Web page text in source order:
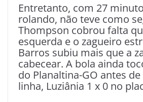
Entretanto, com 27
rolando, não teve como
Thompson cobrou falta
esquerda e o zagueiro
Barros subiu mais que a
cabecear. A bola ainda
do Planaltina-GO antes
linha, Luziânia 1 x 0 no